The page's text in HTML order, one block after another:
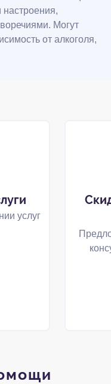
Могут
от алкоголя,
услуг